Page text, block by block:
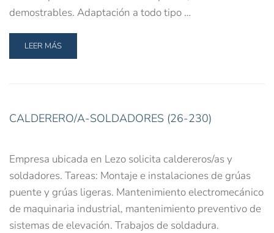
demostrables. Adaptación a todo tipo …
LEER MÁS
CALDERERO/A-SOLDADORES (26-230)
Empresa ubicada en Lezo solicita caldereros/as y
soldadores. Tareas: Montaje e instalaciones de grúas
puente y grúas ligeras. Mantenimiento electromecánico
de maquinaria industrial, mantenimiento preventivo de
sistemas de elevación. Trabajos de soldadura.